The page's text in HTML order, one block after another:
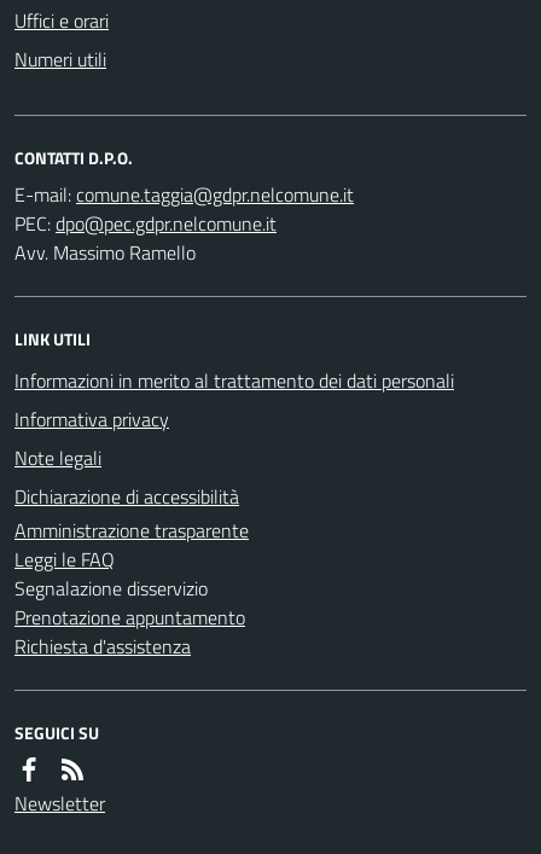
Uffici e orari
Numeri utili
CONTATTI D.P.O.
E-mail:
PEC:
Avv. Massimo Ramello
LINK UTILI
Informazioni in merito al trattamento dei dati personali
Informativa privacy
Note legali
Dichiarazione di accessibilità
Amministrazione trasparente
Leggi le FAQ
Segnalazione disservizio
Prenotazione appuntamento
Richiesta d'assistenza
SEGUICI SU
Newsletter